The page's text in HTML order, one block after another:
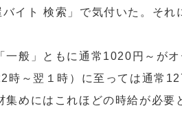
イト 検索」で気付いた。それ
般」ともに通常1020円～が
時～翌１時）に至っては通常
めにはこれほどの時給が必要